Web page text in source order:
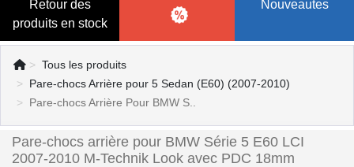
Retour des
produits en stock
Nouveautes
Tous les produits
Pare-chocs Arrière pour 5 Sedan (E60) (2007-2010)
Pare-chocs Arrière Pour BMW S..
Pare-chocs arrière pour BMW Série 5 E60 LCI
2007-2010 M-Technik Look avec PDC 18mm